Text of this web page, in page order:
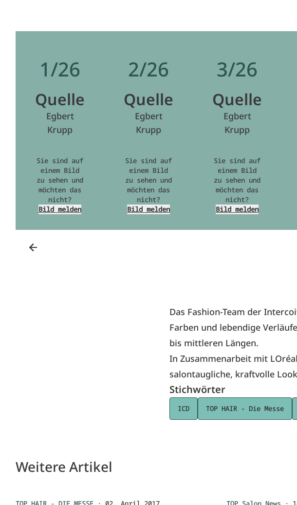
1/26
Quelle
Egbert
Krupp
Sie sind auf
einem Bild
zu sehen und
möchten das
nicht?
Bild melden
2/26
Quelle
Egbert
Krupp
Sie sind auf
einem Bild
zu sehen und
möchten das
nicht?
Bild melden
3/26
Quelle
Egbert
Krupp
Sie sind auf
einem Bild
zu sehen und
möchten das
nicht?
Bild melden
Das Fashion-Team der
Farben und lebendige
bis mittleren Längen.
In Zusammenarbeit mit
salontaugliche, kraftvolle
Stichwörter
ICD TOP HAIR - Die Messe
Weitere Artikel